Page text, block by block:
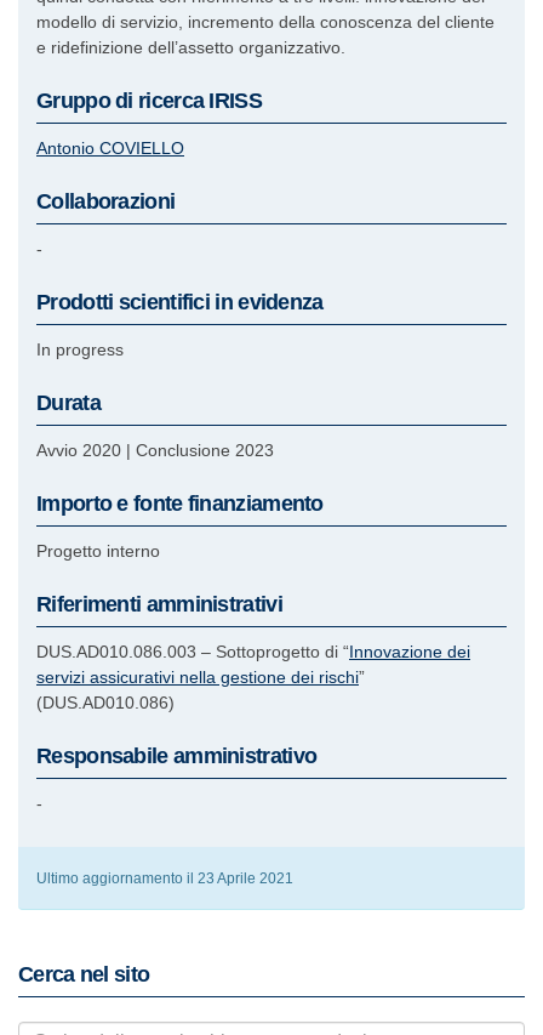
modello di servizio, incremento della conoscenza del cliente
e ridefinizione dell’assetto organizzativo.
Gruppo di ricerca IRISS
Antonio COVIELLO
Collaborazioni
-
Prodotti scientifici in evidenza
In progress
Durata
Avvio 2020 | Conclusione 2023
Importo e fonte finanziamento
Progetto interno
Riferimenti amministrativi
DUS.AD010.086.003 – Sottoprogetto di “Innovazione dei
servizi assicurativi nella gestione dei rischi”
(DUS.AD010.086)
Responsabile amministrativo
-
Ultimo aggiornamento il 23 Aprile 2021
Cerca nel sito